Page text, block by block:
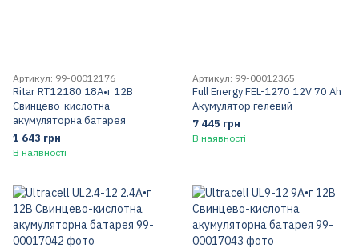
Артикул: 99-00012176
Ritar RT12180 18А•г 12В
Свинцево-кислотна
акумуляторна батарея
1 643 грн
В наявності
Артикул: 99-00012365
Full Energy FEL-1270 12V 70 Ah
Акумулятор гелевий
7 445 грн
В наявності